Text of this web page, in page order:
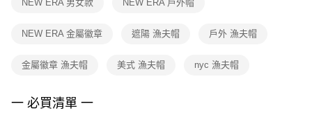
１．透過由恩沛科技股份有限公司提供之「AFTEE先享後付」服務完成之交
權轉讓予恩沛科技股份有限公司。
３．未成年的使用者請事先徵得法定代理人或監護人之同意方可使用
４．使用「AFTEE先享後付」時，將依據個別帳號之用戶狀況，依本公司即
NEW ERA 男女款 NEW ERA 戶外帽
NEW ERA 金屬徽章 遮陽 漁夫帽 戶外 漁夫帽
金屬徽章 漁夫帽 美式 漁夫帽 nyc 漁夫帽
一 必買清單 一